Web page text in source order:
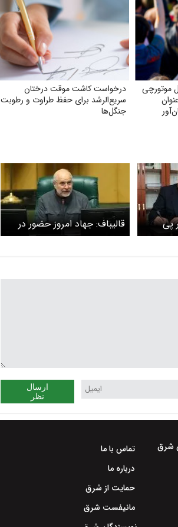
موتورچی
درخواست کاشت موقت درختان
سریع‌الرشد برای حفظ طراوت و رطوبت
جنگل‌ها
پی
قالیباف: جهاد امروز حضور در
میدان برای عزای رهبر شهیدمان
ارسال
نظر
شرق
تماس با ما
درباره ما
حمایت از شرق
مانیفست شرق